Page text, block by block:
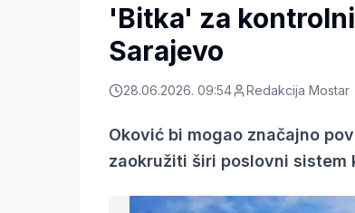
'Bitka' za
Sarajevo
28.06.2026. 09:54 Redakcija Mostar
Oković bi mogao značajno
zaokružiti širi poslovni